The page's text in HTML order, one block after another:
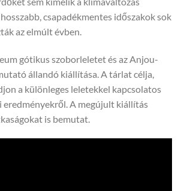
csapadékmentes időszakok sok
az elmúlt évben.
gótikus szoborleletet és az Anjou-
állandó kiállítása. A tárlat célja,
a különleges leletekkel kapcsolatos
eredményekről. A megújult kiállítás
is bemutat.